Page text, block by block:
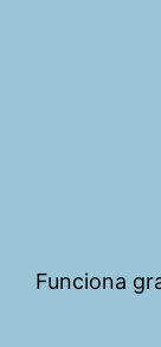
Funciona